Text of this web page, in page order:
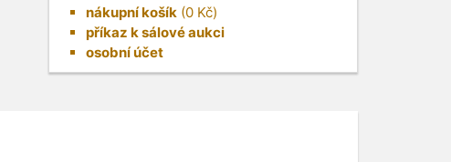
nákupní košík (0 Kč)
příkaz k sálové aukci
osobní účet